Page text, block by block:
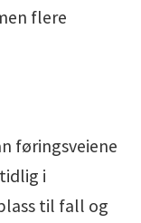
flere
føringsveiene
i
til fall og